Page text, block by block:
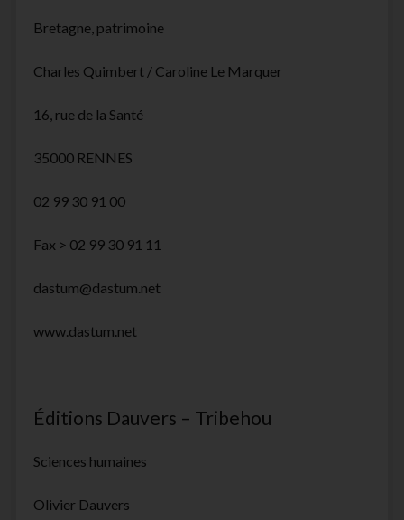
Bretagne, patrimoine
Charles Quimbert / Caroline Le Marquer
16, rue de la Santé
35000 RENNES
02 99 30 91 00
Fax > 02 99 30 91 11
dastum@dastum.net
www.dastum.net
Éditions Dauvers – Tribehou
Sciences humaines
Olivier Dauvers